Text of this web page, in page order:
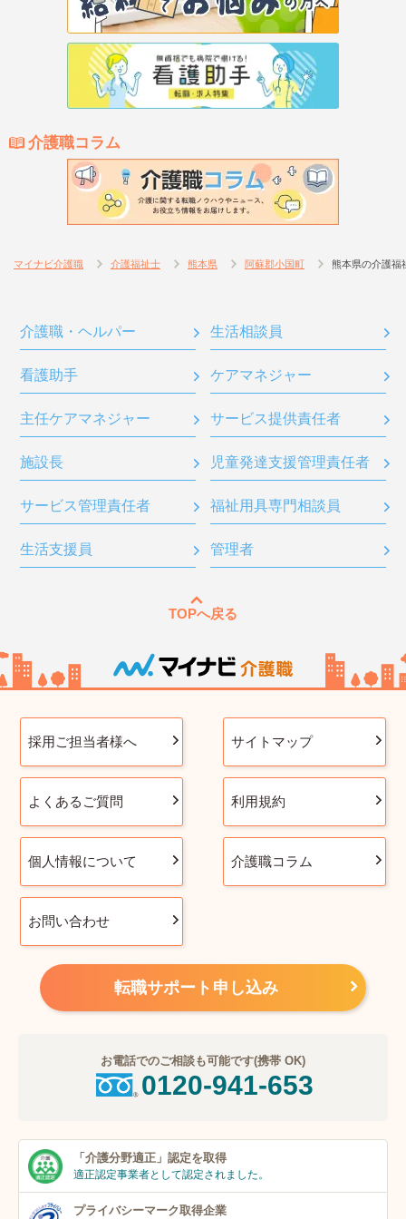
介護職コラム
マイナビ介護職 介護福祉士 熊本県 阿蘇郡小国町 熊本県の介護福
介護職・ヘルパー 生活相談員
看護助手 ケアマネジャー
主任ケアマネジャー サービス提供責任者
施設長 児童発達支援管理責任者
サービス管理責任者 福祉用具専門相談員
生活支援員 管理者
TOPへ戻る
採用ご担当者様へ サイトマップ
よくあるご質問 利用規約
個人情報について 介護職コラム
お問い合わせ
転職サポート申し込み
お電話でのご相談も可能です(携帯 OK)
0120-941-653
「介護分野適正」 認定を取得
適正認定事業者として認定されました。
プライバシーマーク取得企業